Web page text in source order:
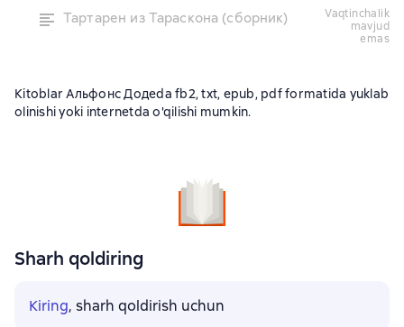
Тартарен из Тараскона (сборник)
vaqtinchalik
mavjud
emas
Kitoblar Альфонс Додеda fb2, txt, epub, pdf formatida yuklab
olinishi yoki internetda o'qilishi mumkin.
Sharh qoldiring
Kiring, sharh qoldirish uchun